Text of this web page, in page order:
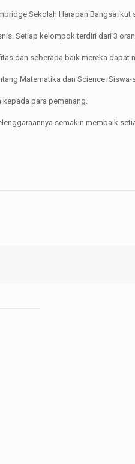
Sekolah Harapan Bangsa
Setiap kelompok terdiri dari 3
dan seberapa baik mereka dapat
Matematika dan Science.
kepada para pemenang.
semakin membaik